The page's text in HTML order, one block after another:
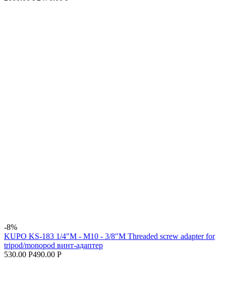
-8%
KUPO KS-183 1/4"M - M10 - 3/8"M Threaded screw adapter for
tripod/monopod винт-адаптер
530.00 Р490.00 Р